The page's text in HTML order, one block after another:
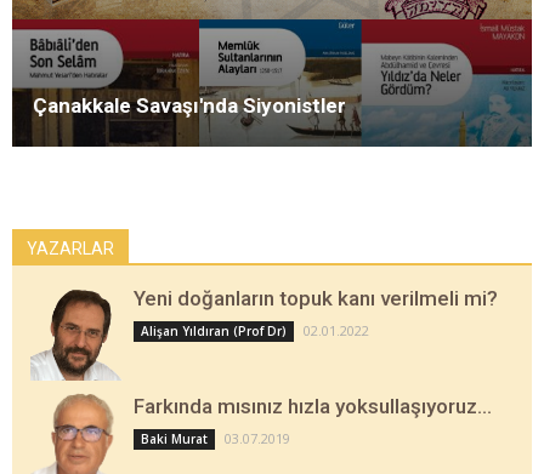
Çanakkale Savaşı'nda Siyonistler
YAZARLAR
Yeni doğanların topuk kanı verilmeli mi?
Alişan Yıldıran (Prof Dr) 02.01.2022
Farkında mısınız hızla yoksullaşıyoruz…
Baki Murat 03.07.2019